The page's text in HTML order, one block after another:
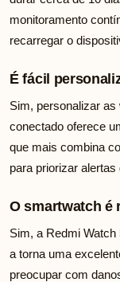
monitoramento
recarregar o
É fácil
Sim, personalizar
conectado oferece
que mais combina
para priorizar
O smartwatch é
Sim, a Redmi
a torna uma
preocupar com